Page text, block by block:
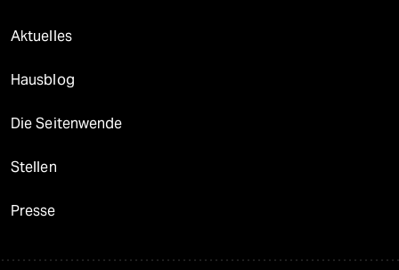
Aktuelles
Hausblog
Die Seitenwende
Stellen
Presse